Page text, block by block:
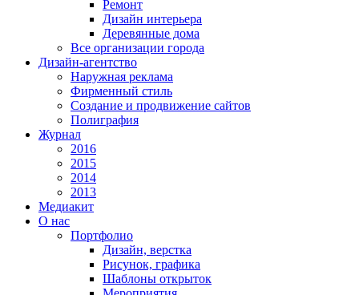
Ремонт
Дизайн интерьера
Деревянные дома
Все организации города
Дизайн-агентство
Наружная реклама
Фирменный стиль
Создание и продвижение сайтов
Полиграфия
Журнал
2016
2015
2014
2013
Медиакит
О нас
Портфолио
Дизайн, верстка
Рисунок, графика
Шаблоны открыток